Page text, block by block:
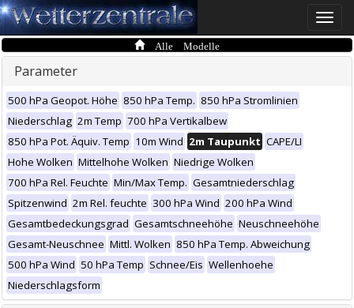
Toggle
Alle Modelle
Parameter
500 hPa Geopot. Höhe 850 hPa Temp. 850 hPa Stromlinien
Niederschlag 2m Temp 700 hPa Vertikalbew
850 hPa Pot. Äquiv. Temp 10m Wind 2m Taupunkt CAPE/LI
Hohe Wolken Mittelhohe Wolken Niedrige Wolken
700 hPa Rel. Feuchte Min/Max Temp. Gesamtniederschlag
Spitzenwind 2m Rel. feuchte 300 hPa Wind 200 hPa Wind
Gesamtbedeckungsgrad Gesamtschneehöhe Neuschneehöhe
Gesamt-Neuschnee Mittl. Wolken 850 hPa Temp. Abweichung
500 hPa Wind 50 hPa Temp Schnee/Eis Wellenhoehe
Niederschlagsform